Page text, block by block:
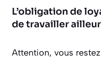
L’obligation de
de travailler
Attention, vous